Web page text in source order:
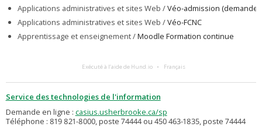
Applications administratives et sites Web /Véo-admission (demande
Applications administratives et sites Web /Véo-FCNC
Apprentissage et enseignement /Moodle Formation continue
Exécuté à l’aide de Hund.io Français
Service des technologies de l'information
Demande en ligne : casius.usherbrooke.ca/sp
Téléphone : 819 821-8000, poste 74444 ou 450 463-1835, poste 74444